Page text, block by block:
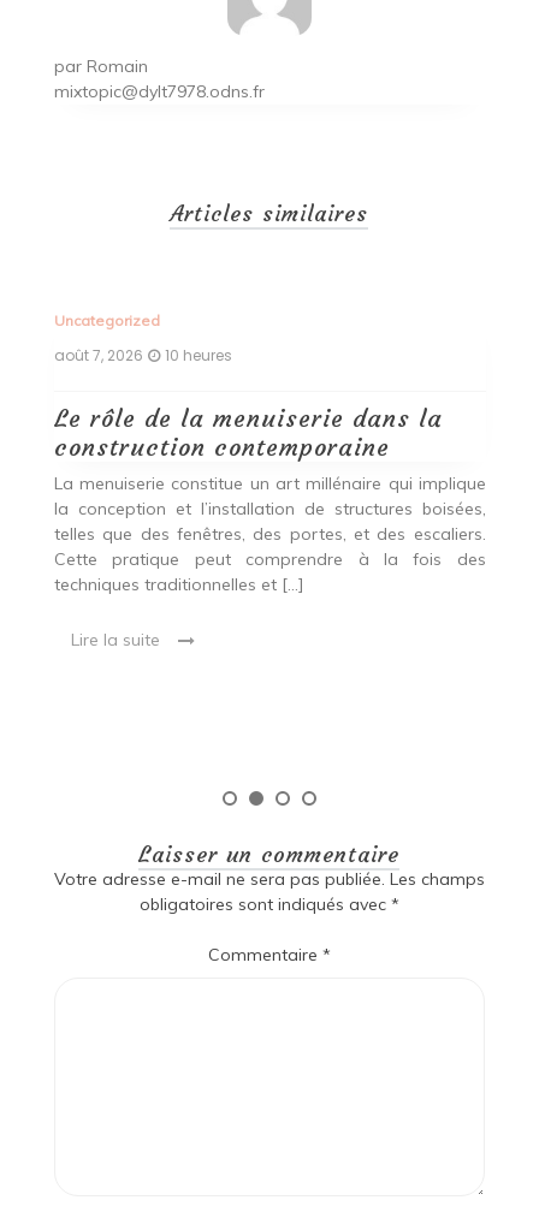
par Romain
mixtopic@dylt7978.odns.fr
Articles similaires
Uncategorized
août 7, 2026 10 heures
Le rôle de la menuiserie dans la
construction contemporaine
La menuiserie constitue un art millénaire qui implique
la conception et l’installation de structures boisées,
telles que des fenêtres, des portes, et des escaliers.
Cette pratique peut comprendre à la fois des
techniques traditionnelles et […]
Lire la suite
Laisser un commentaire
Votre adresse e-mail ne sera pas publiée. Les champs
obligatoires sont indiqués avec *
Commentaire *